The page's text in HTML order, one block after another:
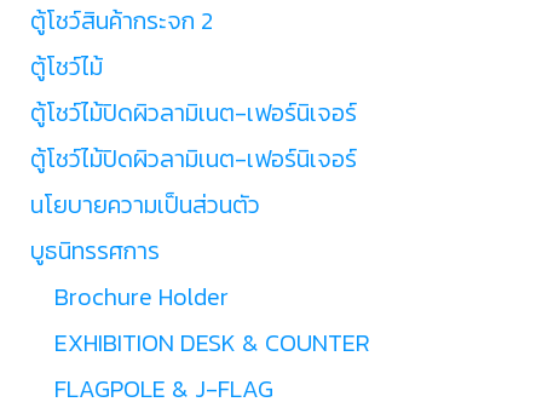
ตู้โชว์สินค้ากระจก 2
ตู้โชว์ไม้
ตู้โชว์ไม้ปิดผิวลามิเนต-เฟอร์นิเจอร์
ตู้โชว์ไม้ปิดผิวลามิเนต-เฟอร์นิเจอร์
นโยบายความเป็นส่วนตัว
บูธนิทรรศการ
Brochure Holder
EXHIBITION DESK & COUNTER
FLAGPOLE & J-FLAG